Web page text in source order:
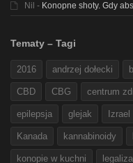
Nil - Konopne shoty. Gdy
Tematy – Tagi
2016 andrzej dołecki
CBD CBG centrum
epilepsja glejak Izrael
Kanada kannabinoidy
konopie w kuchni